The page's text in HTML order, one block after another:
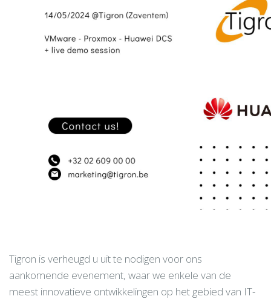
Tigron is verheugd u uit te nodigen voor ons
aankomende evenement, waar we enkele van de
meest innovatieve ontwikkelingen op het gebied van IT-